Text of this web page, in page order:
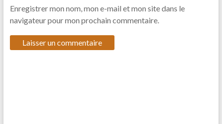
Enregistrer mon nom, mon e-mail et mon site dans le
navigateur pour mon prochain commentaire.